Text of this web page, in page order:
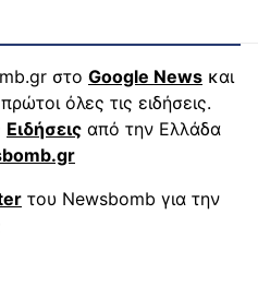
στο Google News και
όλες τις ειδήσεις.
Ειδήσεις από την Ελλάδα
του Newsbomb για την